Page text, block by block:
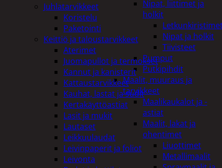
Nipat, liittimet ja
holkit
Nipat ja holkit
Tiivisteet
Pumput
Putkipihdit
Maalit, muuraus ja
tarvikkeet
Maalikaukalot ja -
astiat
Maalit, lakat ja
ohentimet
Liuottimet
Metallimaalit
Juhlatarvikkeet
Koristelu
Paketointi
Keittiö ja taloustarvikkeet
Aterimet
Juomapullot ja termokset
Kannut ja kanisterit
Kattaustarvikkeet
Kauhat, lastat ja sudit
Kertakäyttöastiat
Lasit ja mukit
Lautaset
Leikkuulaudat
Leivinpaperit ja foliot
Leivonta